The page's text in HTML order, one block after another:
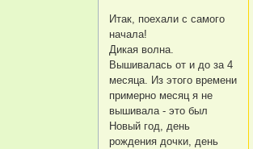
Итак, поехали с самого
начала!
Дикая волна.
Вышивалась от и до за 4
месяца. Из этого времени
примерно месяц я не
вышивала - это был
Новый год, день
рождения дочки, день